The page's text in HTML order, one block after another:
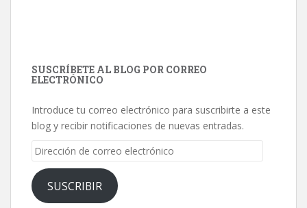
SUSCRÍBETE AL BLOG POR CORREO
ELECTRÓNICO
Introduce tu correo electrónico para suscribirte a este
blog y recibir notificaciones de nuevas entradas.
Dirección
correo
electrónico
SUSCRIBIR